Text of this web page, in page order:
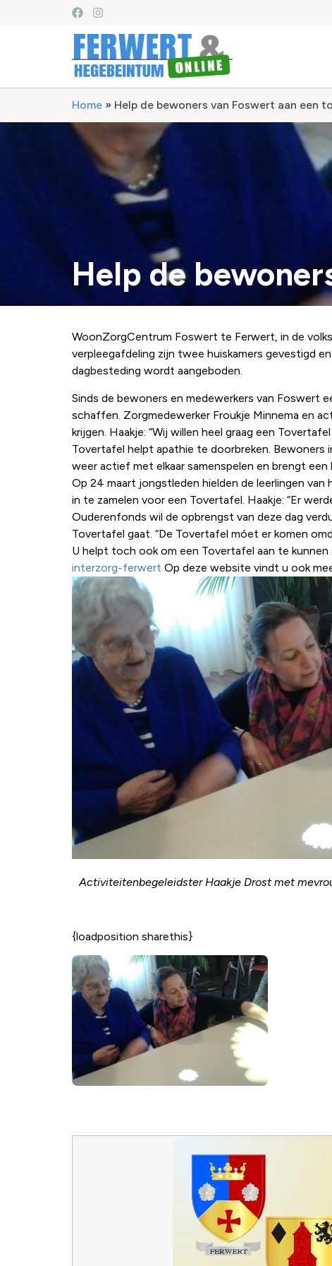
Home » Help de bewoners van Foswert aan een
Help de
WoonZorgCentrum Foswert te Ferwert, in de
verpleegafdeling zijn twee huiskamers gevestigd
dagbesteding wordt aangeboden.
Sinds de bewoners en medewerkers van Foswert
schaffen. Zorgmedewerker Froukje Minnema en
krijgen. Haakje: “Wij willen heel graag een
Tovertafel helpt apathie te doorbreken. Bewoners
weer actief met elkaar samenspelen en brengt een
Op 24 maart jongstleden hielden de leerlingen
in te zamelen voor een Tovertafel. Haakje: “Er
Ouderenfonds wil de opbrengst van deze dag
Tovertafel gaat. “De Tovertafel móet er komen
U helpt toch ook om een Tovertafel aan te
interzorg-ferwert Op deze website vindt u ook
Activiteitenbegeleidster Haakje Drost met
{loadposition sharethis}